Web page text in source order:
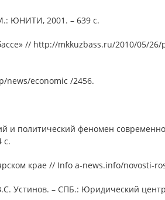
ЮНИТИ, 2001. – 639 с.
// http://mkkuzbass.ru/2010/05/
news/economic /2456.
и политический феномен
с.
крае // Info a-news.info/novosti-
Устинов. – СПБ.: Юридический центр